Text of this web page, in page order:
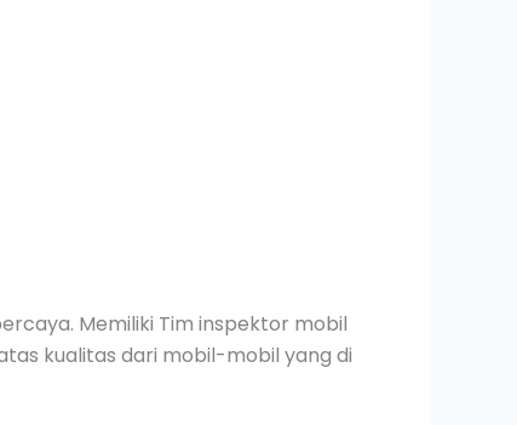
Memiliki Tim inspektor mobil
kualitas dari mobil-mobil yang di